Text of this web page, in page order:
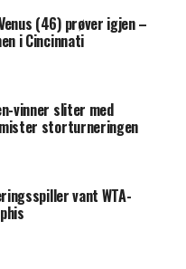
(46) prøver igjen –
i Cincinnati
vinner sliter med
storturneringen
vant WTA-